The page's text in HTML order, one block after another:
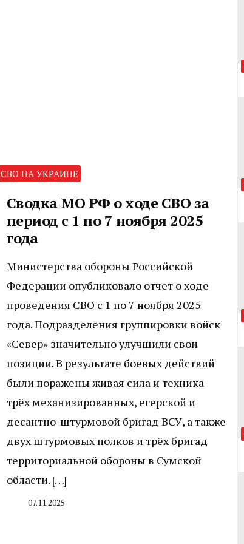
СВО НА УКРАИНЕ
Сводка МО РФ о ходе СВО за
период с 1 по 7 ноября 2025
года
Министерства обороны Российской
Федерации опубликовало отчет о ходе
проведения СВО с 1 по 7 ноября 2025
года. Подразделения группировки войск
«Север» значительно улучшили свои
позиции. В результате боевых действий
были поражены живая сила и техника
трёх механизированных, егерской и
десантно-штурмовой бригад ВСУ, а также
двух штурмовых полков и трёх бригад
территориальной обороны в Сумской
области. […]
07.11.2025